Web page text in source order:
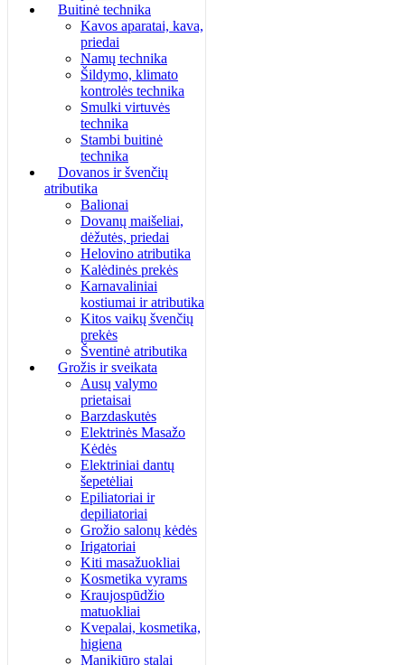
Buitinė technika
Kavos aparatai, kava,
priedai
Namų technika
Šildymo, klimato
kontrolės technika
Smulki virtuvės
technika
Stambi buitinė
technika
Dovanos ir švenčių
atributika
Balionai
Dovanų maišeliai,
dėžutės, priedai
Helovino atributika
Kalėdinės prekės
Karnavaliniai
kostiumai ir atributika
Kitos vaikų švenčių
prekės
Šventinė atributika
Grožis ir sveikata
Ausų valymo
prietaisai
Barzdaskutės
Elektrinės Masažo
Kėdės
Elektriniai dantų
šepetėliai
Epiliatoriai ir
depiliatoriai
Grožio salonų kėdės
Irigatoriai
Kiti masažuokliai
Kosmetika vyrams
Kraujospūdžio
matuokliai
Kvepalai, kosmetika,
higiena
Manikiūro stalai